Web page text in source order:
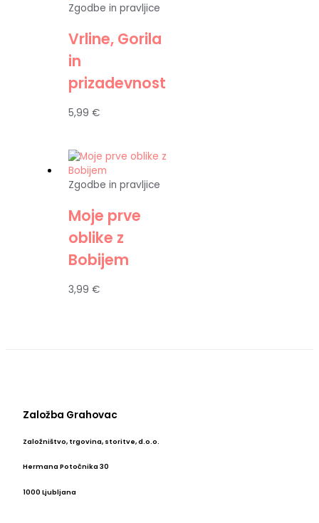
Zgodbe in pravljice
Vrline, Gorila
in
prizadevnost
5,99€
Zgodbe in pravljice
Moje prve
oblike z
Bobijem
3,99€
Založba Grahovac
Založništvo, trgovina, storitve, d.o.o.
Hermana Potočnika 30
1000 Ljubljana